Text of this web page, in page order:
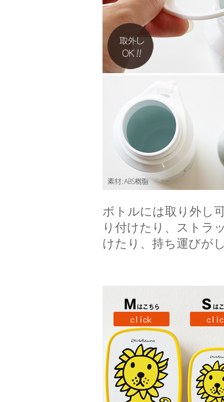
ボトルには取り外し
り付けたり、ストラ
けたり、持ち運びが